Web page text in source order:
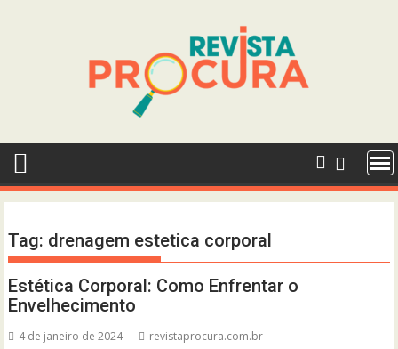
Tag: drenagem estetica corporal
Estética Corporal: Como Enfrentar o
Envelhecimento
4 de janeiro de 2024 revistaprocura.com.br